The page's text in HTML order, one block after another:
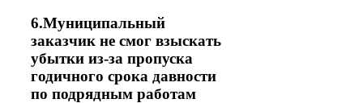
6.Муниципальный
заказчик не смог взыскать
убытки из-за пропуска
годичного срока давности
по подрядным работам